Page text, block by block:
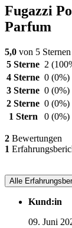
Fugazzi
Parfum
5,0 von 5 Sternen
5 Sterne 2
4 Sterne 0 (0%)
3 Sterne 0 (0%)
2 Sterne 0 (0%)
1 Stern
0 (0%)
2 Bewertungen
1
Alle
Kund:in
09. Juni